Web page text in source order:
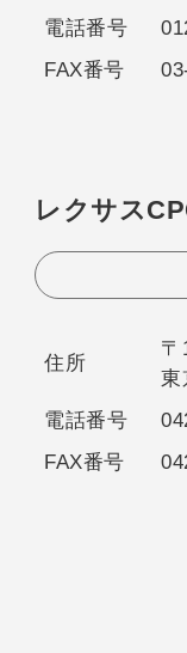
電話番号
FAX番号
レクサス
住所
〒
東
電話番号
FAX番号